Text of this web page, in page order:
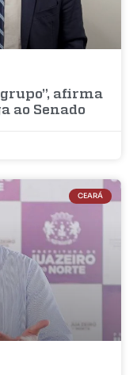
afirma
ao Senado
CEARÁ